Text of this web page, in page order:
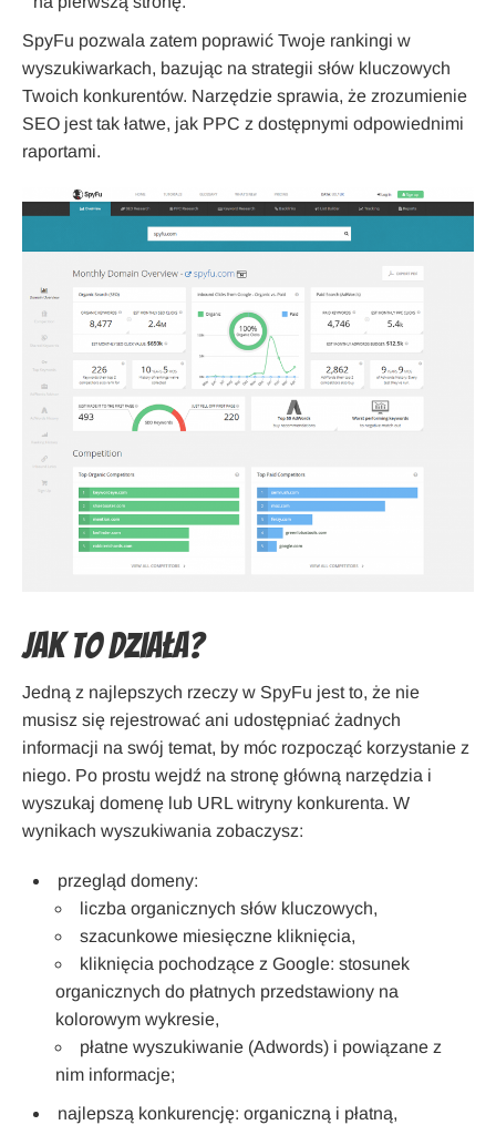
SpyFu pozwala zatem poprawić Twoje rankingi w
wyszukiwarkach, bazując na strategii słów kluczowych
Twoich konkurentów. Narzędzie sprawia, że zrozumienie
SEO jest tak łatwe, jak PPC z dostępnymi odpowiednimi
raportami.
Jak to działa?
Jedną z najlepszych rzeczy w SpyFu jest to, że nie
musisz się rejestrować ani udostępniać żadnych
informacji na swój temat, by móc rozpocząć korzystanie z
niego. Po prostu wejdź na stronę główną narzędzia i
wyszukaj domenę lub URL witryny konkurenta. W
wynikach wyszukiwania zobaczysz:
przegląd domeny:
liczba organicznych słów kluczowych,
szacunkowe miesięczne kliknięcia,
kliknięcia pochodzące z Google: stosunek
organicznych do płatnych przedstawiony na
kolorowym wykresie,
płatne wyszukiwanie (Adwords) i powiązane z
nim informacje;
najlepszą konkurencję: organiczną i płatną,